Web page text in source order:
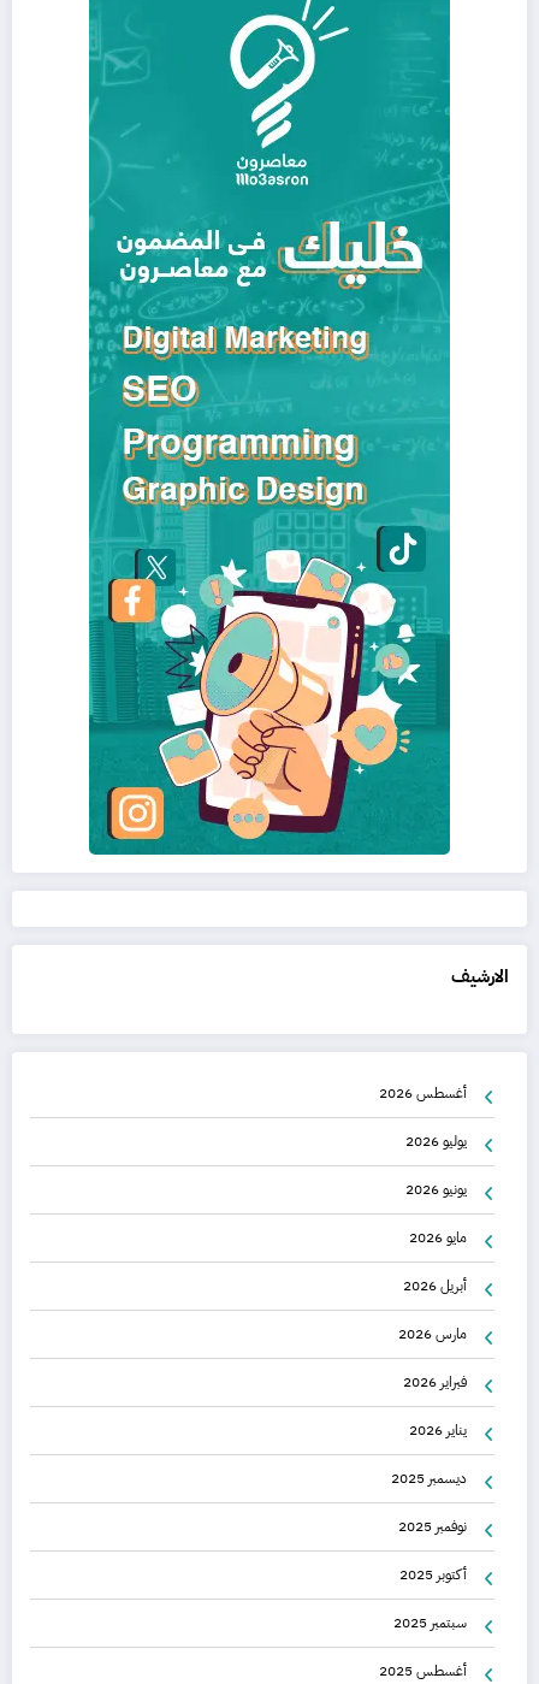
الارشيف
أغسطس 2026
يوليو 2026
يونيو 2026
مايو 2026
أبريل 2026
مارس 2026
فبراير 2026
يناير 2026
ديسمبر 2025
نوفمبر 2025
أكتوبر 2025
سبتمبر 2025
أغسطس 2025